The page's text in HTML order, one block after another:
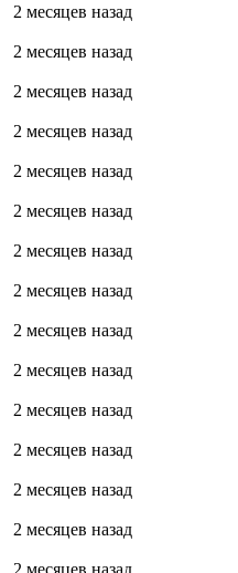
2 месяцев назад
2 месяцев назад
2 месяцев назад
2 месяцев назад
2 месяцев назад
2 месяцев назад
2 месяцев назад
2 месяцев назад
2 месяцев назад
2 месяцев назад
2 месяцев назад
2 месяцев назад
2 месяцев назад
2 месяцев назад
2 месяцев назад